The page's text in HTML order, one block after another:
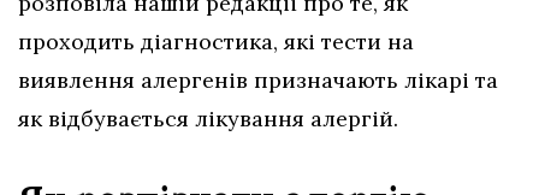
проходить діагностика, які тести на
виявлення алергенів призначають лікарі та
як відбувається лікування алергій.